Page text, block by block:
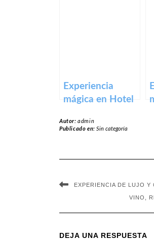
Experiencia
mágica en Hotel
Barcelona: una
Autor:admin
Publicado en:Sin categoría
EXPERIENCIA DE LUJO Y
VINO,
DEJA UNA RESPUESTA